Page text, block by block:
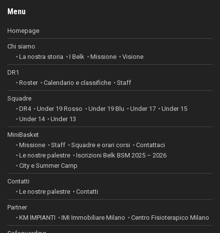
Menu
Homepage
Chi siamo
La nostra storia
I Belk Missione Visione
DR1
Roster
Calendario e classifiche Staff
Squadre
DR4
Under 19 Rosso Under 19 Blu Under 17
Under 15
Under 14
Under 13
MiniBasket
Missione
Staff Squadre e orari corsi
Contattaci
Le nostre palestre
Iscrizioni Belk BSM 2025 – 2026
City e Summer Camp
Contatti
Le nostre palestre
Contatti
Partner
KM IMPIANTI
IMI Immobiliare Milano Centro Fisioterapico Milano